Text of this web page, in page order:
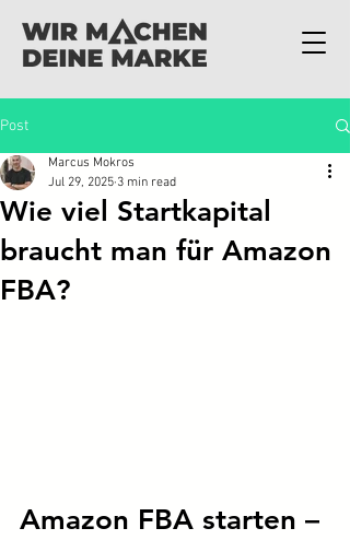
Post
Wie viel Startkapital
braucht man für Amazon
FBA?
Marcus Mokros
Jul 29, 2025 3 min read
Amazon FBA starten –